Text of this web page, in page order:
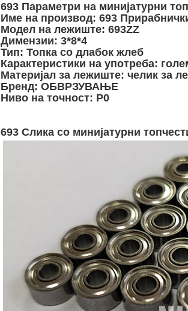
693 Параметри на минијатурни
Име на производ: 693
Модел на лежиште: 693ZZ
Димензии: 3*8*4
Тип: Топка со длабок жлеб
Карактеристики на употреба:
Материјал за лежиште: челик за
Бренд: ОБВРЗУВАЊЕ
Ниво на точност: P0
693 Слика со минијатурни